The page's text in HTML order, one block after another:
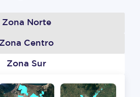
Zona Norte
Zona Centro
Zona Sur